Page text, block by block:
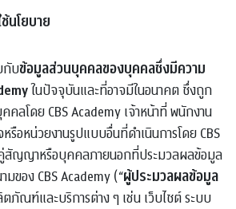
นโยบาย
กับข้อมูลส่วนบุคคลของบุคคลซึ่งมีความ
ในปัจจุบันและที่อาจมีในอนาคต ซึ่งถูก
ลโดย CBS Academy เจ้าหน้าที่ พนักงาน
อหน่วยงานรูปแบบอื่นที่ดำเนินการโดย CBS
สัญญาหรือบุคคลภายนอกที่ประมวลผลข้อมูล
ของ CBS Academy (“ผู้ประมวลผลข้อมูล
ภัณฑ์และบริการต่าง ๆ เช่น เว็บไซต์ ระบบ